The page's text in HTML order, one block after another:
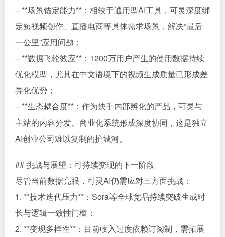
– **场景锚定能力**：相较于通用型AI工具，可灵深度绑
定短视频创作、直播电商等具体需求场景，解决“最后
一公里”应用问题；
– **数据飞轮效应**：1200万用户产生的使用数据持续
优化模型，尤其在中文语境下的视频生成质量已形成差
异化优势；
– **生态耦合度**：作为快手内部孵化的产品，可灵与
主站的内容分发、商业化系统形成深度协同，这是独立
AI创业公司难以复制的护城河。
## 挑战与展望：可持续变现的下一阶段
尽管当前数据亮眼，可灵AI仍需应对三方面挑战：
1. **技术迭代压力**：Sora等全球竞品持续突破生成时
长与逻辑一致性门槛；
2. **变现多样性**：目前收入过度依赖订阅制，需拓展